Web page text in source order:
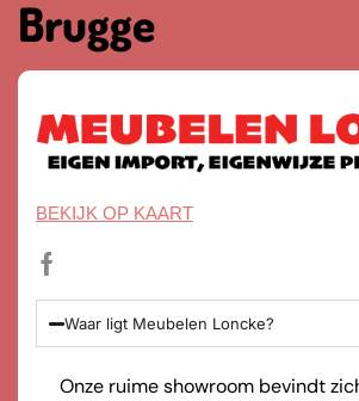
Brugge
BEKIJK OP KAART
Waar ligt Meubelen Loncke?
Onze ruime showroom bevindt